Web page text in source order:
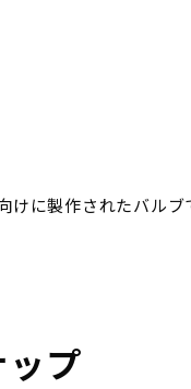
に製作されたバルブ
プ